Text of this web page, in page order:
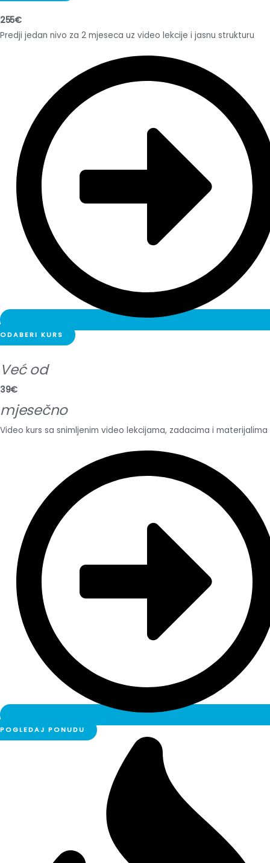
255€
Predji jedan nivo za 2 mjeseca uz video lekcije i jasnu strukturu
ODABERI KURS
Već od
39€
mjesečno
Video kurs sa snimljenim video lekcijama, zadacima i materijalima
POGLEDAJ PONUDU